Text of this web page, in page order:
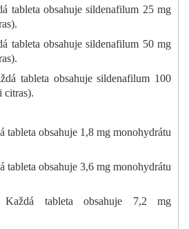
tableta obsahuje sildenafilum 25 mg
tableta obsahuje sildenafilum 50 mg
tableta obsahuje sildenafilum 100
citras).
obsahuje 1,8 mg monohydrátu
obsahuje 3,6 mg monohydrátu
tableta obsahuje 7,2 mg